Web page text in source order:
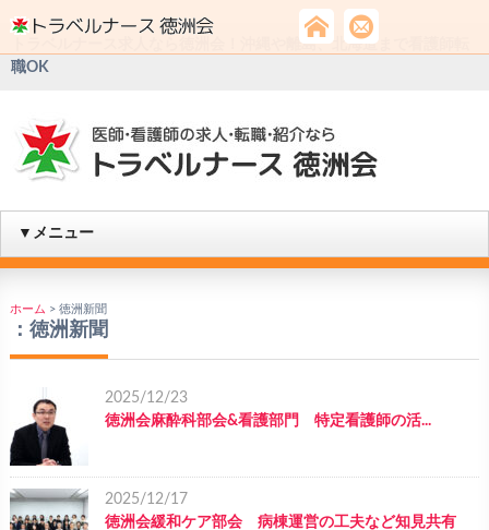
トラベルナース求人なら徳洲会！沖縄や離島、北海道まで看護師転
職OK
▼メニュー
ホーム > 徳洲新聞
： 徳洲新聞
2025/12/23
徳洲会麻酔科部会&看護部門 特定看護師の活...
2025/12/17
徳洲会緩和ケア部会 病棟運営の工夫など知見共有